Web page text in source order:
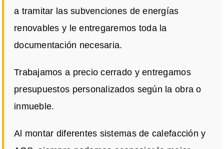
a tramitar las subvenciones de energías
renovables y le entregaremos toda la
documentación necesaria.
Trabajamos a precio cerrado y entregamos
presupuestos personalizados según la obra o
inmueble.
Al montar diferentes sistemas de calefacción y